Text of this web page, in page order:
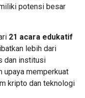
potensi besar
21 acara edukatif
lebih dari
dan institusi
upaya memperkuat
kripto dan teknologi